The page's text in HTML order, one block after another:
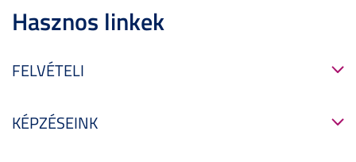
Hasznos linkek
FELVÉTELI
KÉPZÉSEINK